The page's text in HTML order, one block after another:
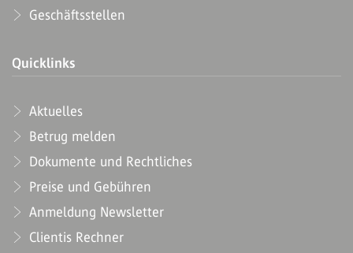
Geschäftsstellen
Quicklinks
Aktuelles
Betrug melden
Dokumente und Rechtliches
Preise und Gebühren
Anmeldung Newsletter
Clientis Rechner